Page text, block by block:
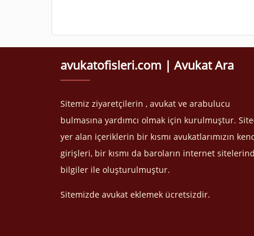
avukatofisleri.com | Avukat Ara
Sitemiz ziyaretçilerin , avukat ve arabulucu
bulmasına yardımcı olmak için kurulmuştur.
yer alan içeriklerin bir kısmı avukatlarımızın
girişleri, bir kısmı da baroların internet
bilgiler ile oluşturulmuştur.
Sitemizde avukat eklemek ücretsizdir.